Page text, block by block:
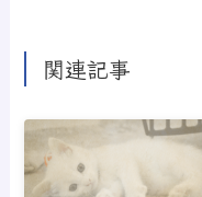
関連記事